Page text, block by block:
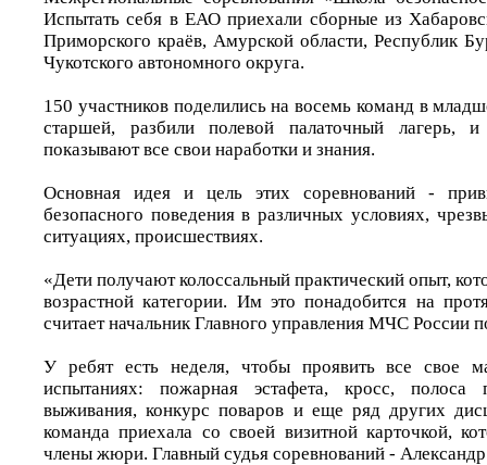
Испытать себя в ЕАО приехали сборные из
Приморского краёв, Амурской области, Республик
Чукотского автономного округа.
150 участников поделились на восемь команд в
старшей, разбили полевой палаточный лагерь,
показывают все свои наработки и знания.
Основная идея и цель этих соревнований -
безопасного поведения в различных условиях,
ситуациях, происшествиях.
«Дети получают колоссальный практический опыт,
возрастной категории. Им это понадобится на
считает начальник Главного управления МЧС России
У ребят есть неделя, чтобы проявить все свое
испытаниях: пожарная эстафета, кросс, полоса
выживания, конкурс поваров и еще ряд других
команда приехала со своей визитной карточкой,
члены жюри. Главный судья соревнований -